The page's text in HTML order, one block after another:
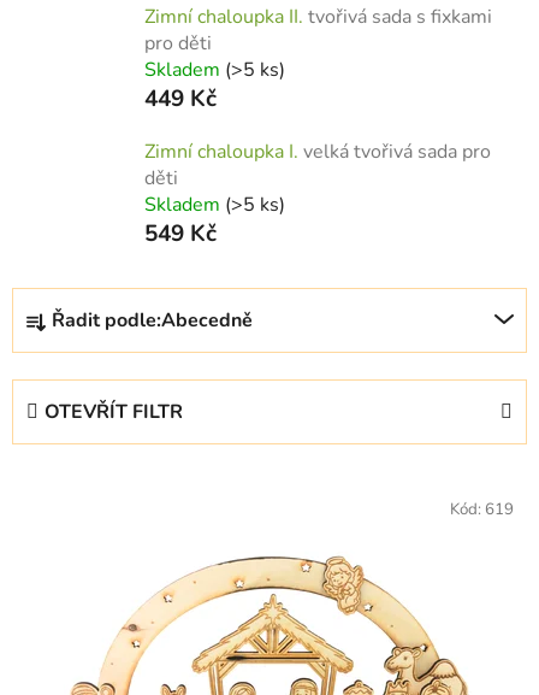
Zimní chaloupka II. tvořivá sada s fixkami
pro děti
Skladem (>5 ks)
449 Kč
Zimní chaloupka I. velká tvořivá sada pro
děti
Skladem (>5 ks)
549 Kč
Ř
z
Řadit podle:Abecedně
OTEVŘÍT FILTR
Kód: 619